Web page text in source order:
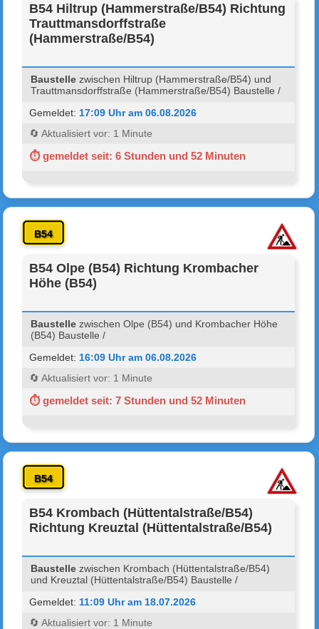
B54 Hiltrup (Hammerstraße/B54) Richtung
Trauttmansdorffstraße
(Hammerstraße/B54)
Baustelle zwischen Hiltrup (Hammerstraße/B54) und
Trauttmansdorffstraße (Hammerstraße/B54) Baustelle /
Gemeldet: 17:09 Uhr am 06.08.2026
🔄 Aktualisiert vor: 1 Minute
⏱ gemeldet seit: 6 Stunden und 52 Minuten
B54
B54 Olpe (B54) Richtung Krombacher
Höhe (B54)
Baustelle zwischen Olpe (B54) und Krombacher Höhe
(B54) Baustelle /
Gemeldet: 16:09 Uhr am 06.08.2026
🔄 Aktualisiert vor: 1 Minute
⏱ gemeldet seit: 7 Stunden und 52 Minuten
B54
B54 Krombach (Hüttentalstraße/B54)
Richtung Kreuztal (Hüttentalstraße/B54)
Baustelle zwischen Krombach (Hüttentalstraße/B54)
und Kreuztal (Hüttentalstraße/B54) Baustelle /
Gemeldet: 11:09 Uhr am 18.07.2026
🔄 Aktualisiert vor: 1 Minute